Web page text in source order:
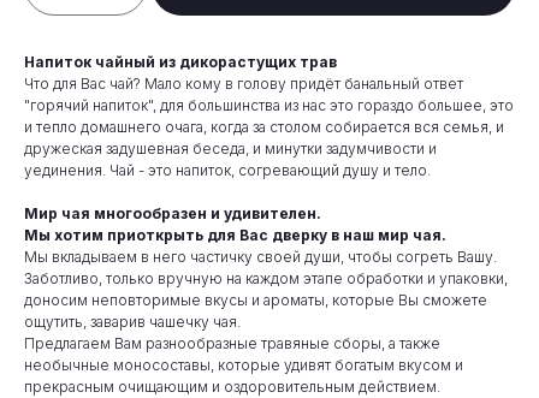
Напиток чайный из дикорастущих трав
Что для Вас чай? Мало кому в голову придёт банальный ответ
"горячий напиток", для большинства из нас это гораздо большее, это
и тепло домашнего очага, когда за столом собирается вся семья, и
дружеская задушевная беседа, и минутки задумчивости и
уединения. Чай - это напиток, согревающий душу и тело.
Мир чая многообразен и удивителен.
Мы хотим приоткрыть для Вас дверку в наш мир чая.
Мы вкладываем в него частичку своей души, чтобы согреть Вашу.
Заботливо, только вручную на каждом этапе обработки и упаковки,
доносим неповторимые вкусы и ароматы, которые Вы сможете
ощутить, заварив чашечку чая.
Предлагаем Вам разнообразные травяные сборы, а также
необычные моносоставы, которые удивят богатым вкусом и
прекрасным очищающим и оздоровительным действием.